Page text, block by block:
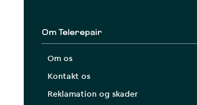
Om Telerepair
Om os
Kontakt os
Reklamation og skader